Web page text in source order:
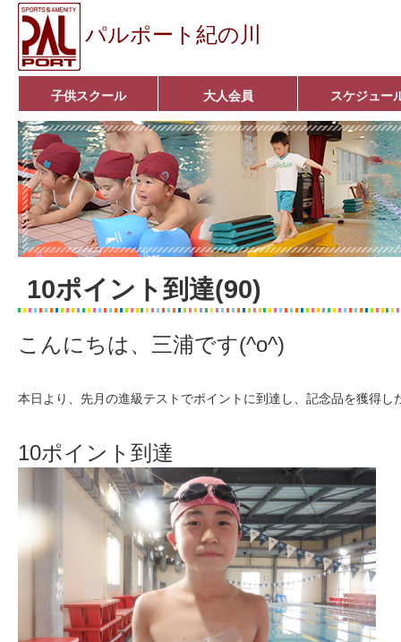
パルポート紀の川
子供スクール
ベビーコース
幼児コース
小学生コース
育成コース
選手コース
キッズパーク(体操教室)
子どもダンス教室
■入会案内■
大人会員
アクア悠々クラブ
いきいきコース
■入会案内■
スケジュー
10ポイント到達(90)
こんにちは、三浦です(^o^)
本日より、先月の進級テストでポイントに到達し、記念品を獲得し
10ポイント到達